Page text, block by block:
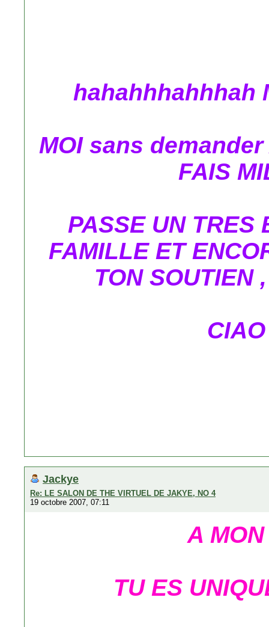
hahahhhahhhah
MOI sans demander
FAIS
PASSE UN TRES
FAMILLE ET
TON SOUTIEN
Jackye
Re: LE SALON DE THE VIRTUEL DE JAKYE, NO 4
19 octobre 2007, 07:11
A
TU ES